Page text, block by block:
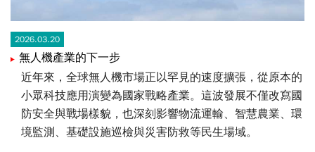
2026.03.20
無人機產業的下一步
近年來，全球無人機市場正以罕見的速度擴張，從原本的
小眾科技應用演變為國家戰略產業。這波發展不僅改寫國
防安全與戰場樣貌，也深刻影響物流運輸、智慧農業、環
境監測、基礎設施巡檢與災害防救等民生場域。